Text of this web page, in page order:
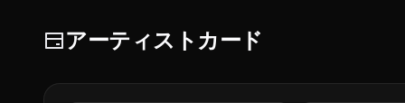
アーティストカード